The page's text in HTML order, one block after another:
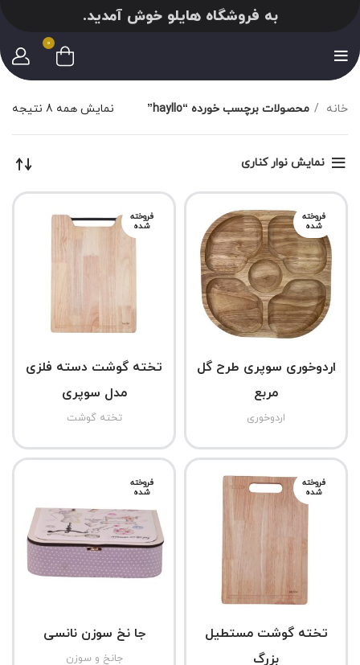
به فروشگاه هایلو خوش آمدید.
0
خانه محصولات برچسب خورده “hayllo” نمایش همه 8 نتیجه
نمایش نوار کناری
فروخته
شده
اردوخوری سوپری طرح گل
مربع
اردوخوری
فروخته
شده
تخته گوشت دسته فلزی
مدل سوپری
تخته گوشت
فروخته
شده
تخته گوشت مستطیل
بزرگ
فروخته
شده
جا نخ سوزن نانسی
جانخ و سوزن